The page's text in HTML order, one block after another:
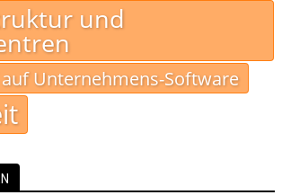
und
Unternehmens-Software